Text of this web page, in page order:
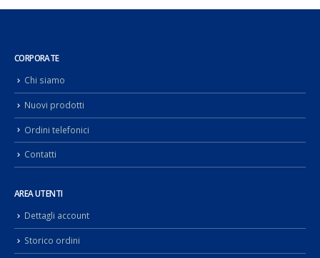
CORPORATE
Chi siamo
Nuovi prodotti
Ordini telefonici
Contatti
AREA UTENTI
Dettagli account
Storico ordini